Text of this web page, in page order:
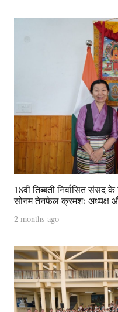
18वीं तिब्बती निर्वासित संसद
सोनम तेनफेल क्रमशः अध्यक्ष और
2 months ago